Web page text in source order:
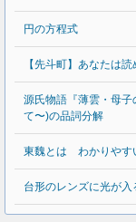
円の方程式
【先斗町】あなたは
源氏物語『薄雲・母子
て〜)の品詞分解
東魏とは わかりやす
台形のレンズに光が入